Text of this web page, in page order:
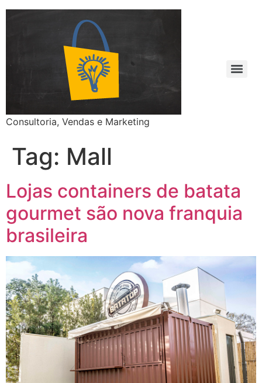
Consultoria, Vendas e Marketing
Tag: Mall
Lojas containers de batata
gourmet são nova franquia
brasileira